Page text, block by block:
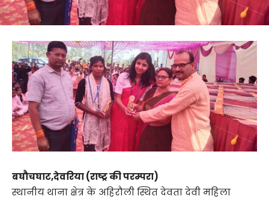
बघौचघाट,देवरिया (राष्ट्र की परम्परा)
स्थानीय थाना क्षेत्र के अहिरौली स्थित देवता देवी महिला